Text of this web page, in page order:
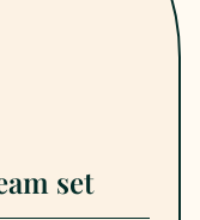
set